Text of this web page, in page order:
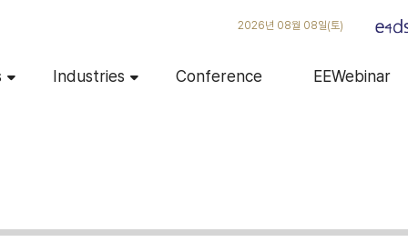
2026년 08월 08일(토)
Industries Conference EEWebinar